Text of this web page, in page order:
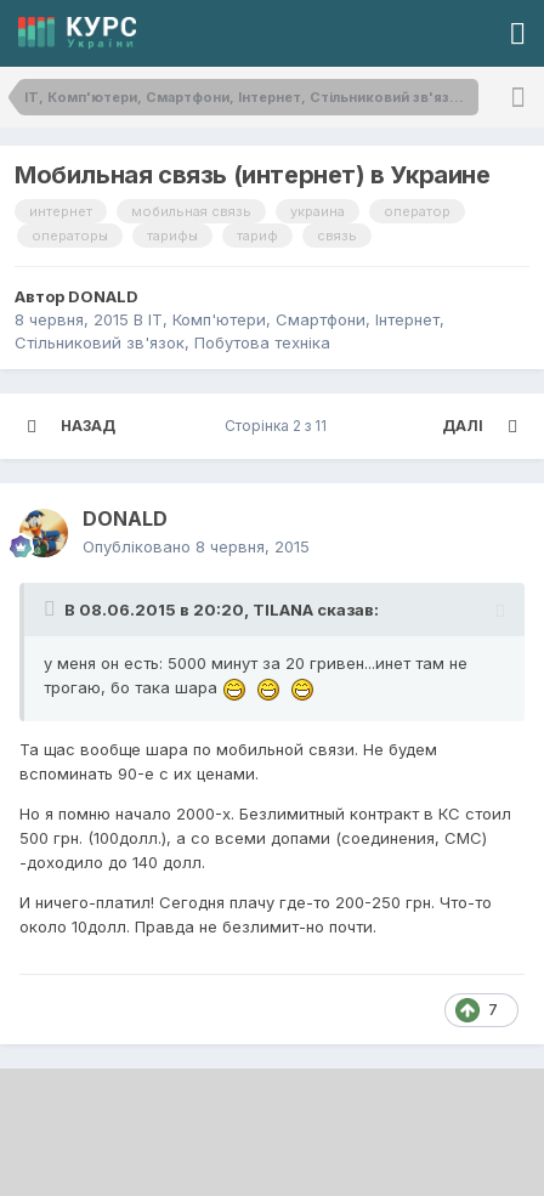
IT, Комп'ютери, Смартфони, Інтернет, Стільниковий зв'язок, Побутова техніка
Мобильная связь (интернет) в Украине
интернет мобильная связь украина
оператор
операторы
тарифы тариф связь
Автор DONALD
8 червня, 2015 В IT, Комп'ютери, Смартфони, Інтернет,
Стільниковий зв'язок, Побутова техніка
НАЗАД ДАЛІ
Сторінка 2 з 11
DONALD
Опубліковано 8 червня, 2015
В 08.06.2015 в 20:20, TILANA сказав:
у меня он есть: 5000 минут за 20 гривен...инет там не
трогаю, бо така шара
Та щас вообще шара по мобильной связи. Не будем
вспоминать 90-е с их ценами.
Но я помню начало 2000-х. Безлимитный контракт в КС стоил
500 грн. (100долл.), а со всеми допами (соединения, СМС)
-доходило до 140 долл.
И ничего-платил! Сегодня плачу где-то 200-250 грн. Что-то
около 10долл. Правда не безлимит-но почти.
7